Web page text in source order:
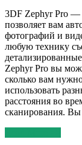
3DF Zephyr Pro —
позволяет вам
фотографий и
любую технику
Zephyr Pro вы
сколько вам
использовать
расстояния во
сканирования.